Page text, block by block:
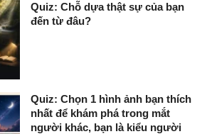
Quiz: Chỗ dựa thật sự của bạn
đến từ đâu?
Quiz: Chọn 1 hình ảnh bạn thích
nhất để khám phá trong mắt
người khác, bạn là kiểu người